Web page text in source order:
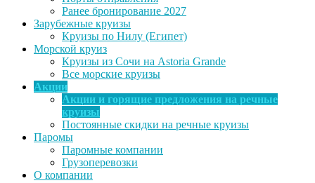
Ранее бронирование 2027
Зарубежные круизы
Круизы по Нилу (Египет)
Морской круиз
Круизы из Сочи на Astoria Grande
Все морские круизы
Акции
Акции и горящие предложения на речные
круизы
Постоянные скидки на речные круизы
Паромы
Паромные компании
Грузоперевозки
О компании